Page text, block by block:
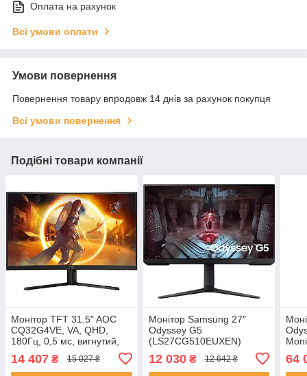
Оплата на рахунок
Всі умови оплати
Умови повернення
Повернення товару впродовж 14 днів за рахунок покупця
Всі умови повернення
Подібні товари компанії
Монітор TFT 31.5" AOC
CQ32G4VE, VA, QHD,
180Гц, 0,5 мс, вигнутий,
2хHDMI, DP, чорно-сірий
14 407 ₴ 15 027 ₴
Монітор Samsung 27″
Odyssey G5
(LS27CG510EUXEN)
12 030₴ 12 642 ₴ 64